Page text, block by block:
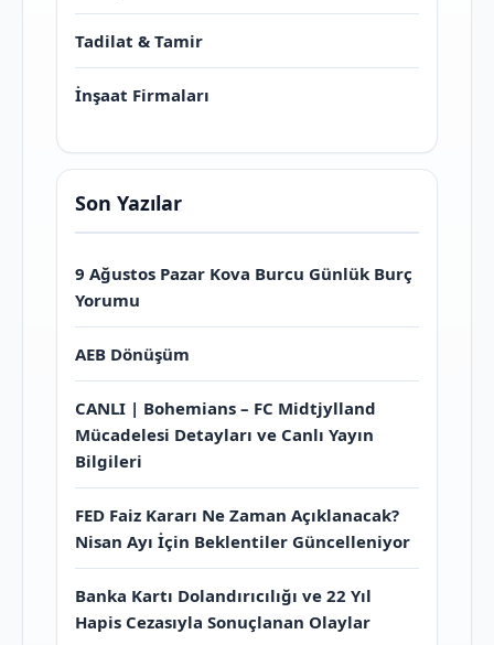
Tadilat & Tamir
İnşaat Firmaları
Son Yazılar
9 Ağustos Pazar Kova Burcu Günlük Burç
Yorumu
AEB Dönüşüm
CANLI | Bohemians – FC Midtjylland
Mücadelesi Detayları ve Canlı Yayın
Bilgileri
FED Faiz Kararı Ne Zaman Açıklanacak?
Nisan Ayı İçin Beklentiler Güncelleniyor
Banka Kartı Dolandırıcılığı ve 22 Yıl
Hapis Cezasıyla Sonuçlanan Olaylar